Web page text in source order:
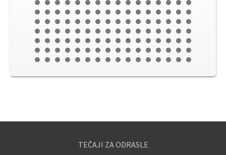
TEČAJI ZA ODRASLE